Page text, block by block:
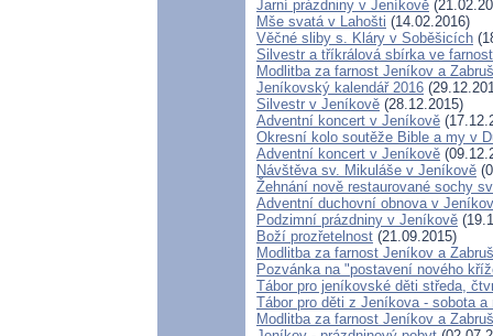
Jarní prázdniny v Jeníkově
Mše svatá v Lahošti (14.02.2016)
Věčné sliby s. Kláry v Soběšicích
Silvestr a tříkrálová sbírka ve
Modlitba za farnost Jeníkov a
Jeníkovský kalendář 2016
Silvestr v Jeníkově (28.12.2015)
Adventní koncert v Jeníkově
Okresní kolo soutěže Bible a my v
Adventní koncert v Jeníkově
Návštěva sv. Mikuláše v Jeníkově
Žehnání nově restaurované sochy
Adventní duchovní obnova v
Podzimní prázdniny v Jeníkově
Boží prozřetelnost (21.09.2015)
Modlitba za farnost Jeníkov a
Pozvánka na "postavení nového
Tábor pro jeníkovské děti středa,
Tábor pro děti z Jeníkova - sobota a
Modlitba za farnost Jeníkov a